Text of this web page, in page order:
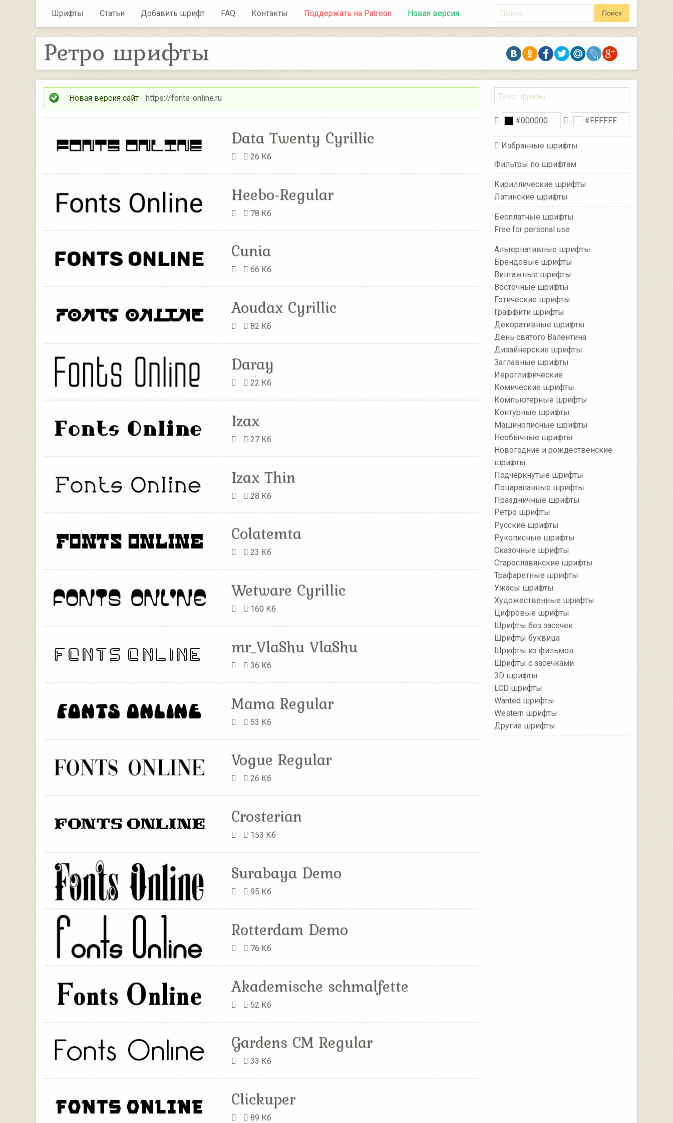
Шрифты Статьи Добавить шрифт FAQ Контакты Поддержать на Patreon Новая версия Поиск Поиск
Ретро шрифты
Новая версия сайт - https://fonts-online.ru
Data Twenty Cyrillic
26 Кб
Heebo-Regular
78 Кб
Cunia
66 Кб
Aoudax Cyrillic
82 Кб
Daray
22 Кб
Izax
27 Кб
Izax Thin
28 Кб
Colatemta
23 Кб
Wetware Cyrillic
160 Кб
mr_VlaShu VlaShu
36 Кб
Mama Regular
53 Кб
Vogue Regular
26 Кб
Crosterian
153 Кб
Surabaya Demo
95 Кб
Rotterdam Demo
76 Кб
Akademische schmalfette
52 Кб
Gardens CM Regular
33 Кб
Clickuper
89 Кб
Избранные шрифты
Фильтры по шрифтам
Кириллические шрифты
Латинские шрифты
Бесплатные шрифты
Free for personal use
Альтернативные шрифты
Брендовые шрифты
Винтажные шрифты
Восточные шрифты
Готические шрифты
Граффити шрифты
Декоративные шрифты
День святого Валентина
Дизайнерские шрифты
Заглавные шрифты
Иероглифические
Комические шрифты
Компьютерные шрифты
Контурные шрифты
Машинописные шрифты
Необычные шрифты
Новогодние и рождественские
шрифты
Подчеркнутые шрифты
Поцарапанные шрифты
Праздничные шрифты
Ретро шрифты
Русские шрифты
Рукописные шрифты
Сказочные шрифты
Старославянские шрифты
Трафаретные шрифты
Ужасы шрифты
Художественные шрифты
Цифровые шрифты
Шрифты без засечек
Шрифты буквица
Шрифты из фильмов
Шрифты с засечками
3D шрифты
LCD шрифты
Wanted шрифты
Western шрифты
Другие шрифты